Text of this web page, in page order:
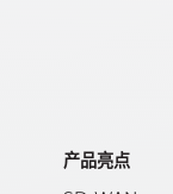
产品亮点